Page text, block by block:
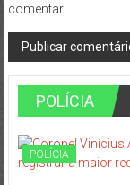
comentar.
POLÍCIA
POLÍCIA